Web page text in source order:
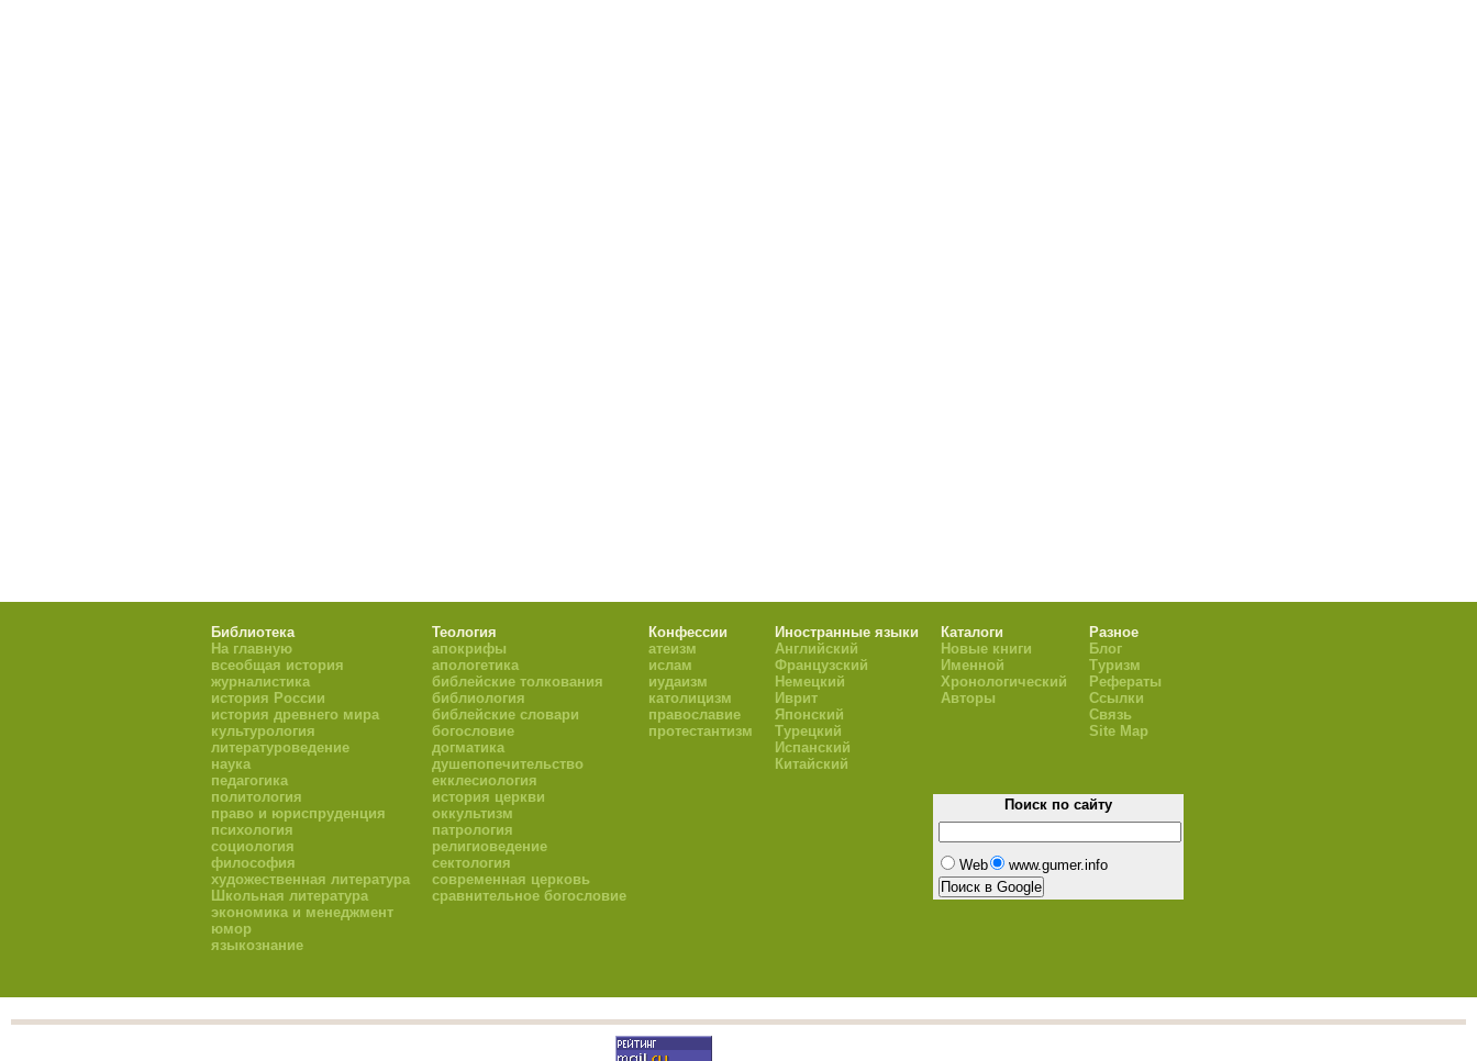
Библиотека
На главную
всеобщая история
журналистика
история России
история древнего мира
культурология
литературоведение
наука
педагогика
политология
право и юриспруденция
психология
социология
философия
художественная литература
Школьная литература
экономика и менеджмент
юмор
языкознание
Теология
апокрифы
апологетика
библейские толкования
библиология
библейские словари
богословие
догматика
душепопечительство
екклесиология
история церкви
оккультизм
патрология
религиоведение
сектология
современная церковь
сравнительное богословие
Конфессии
атеизм
ислам
иудаизм
католицизм
православие
протестантизм
Иностранные языки
Английский
Французский
Немецкий
Иврит
Японский
Турецкий
Испанский
Китайский
Каталоги
Новые книги
Именной
Хронологический
Авторы
Разное
Блог
Туризм
Рефераты
Ссылки
Связь
Site Map
Поиск по сайту
Web www.gumer.info